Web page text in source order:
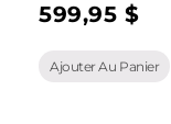
599,95$
Ajouter Au Panier